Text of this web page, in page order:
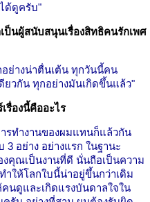
ด้ดูครับ"
ป็นผู้สนับสนุนเรื่องสิทธิคนรักเพศ
อย่างน่าตื่นเต้น ทุกวันนี้คน
ยวกัน ทุกอย่างมันเกิดขึ้นแล้ว"
รื่องนี้คืออะไร
รทำงานของผมแทนก็แล้วกัน
อย่าง อย่างแรก ในฐานะ
คุณเป็นงานที่ดี นั่นถือเป็นความ
ให้โลกใบนี้น่าอยู่ขึ้นกว่าเดิม
นดูและเกิดแรงบันดาลใจใน